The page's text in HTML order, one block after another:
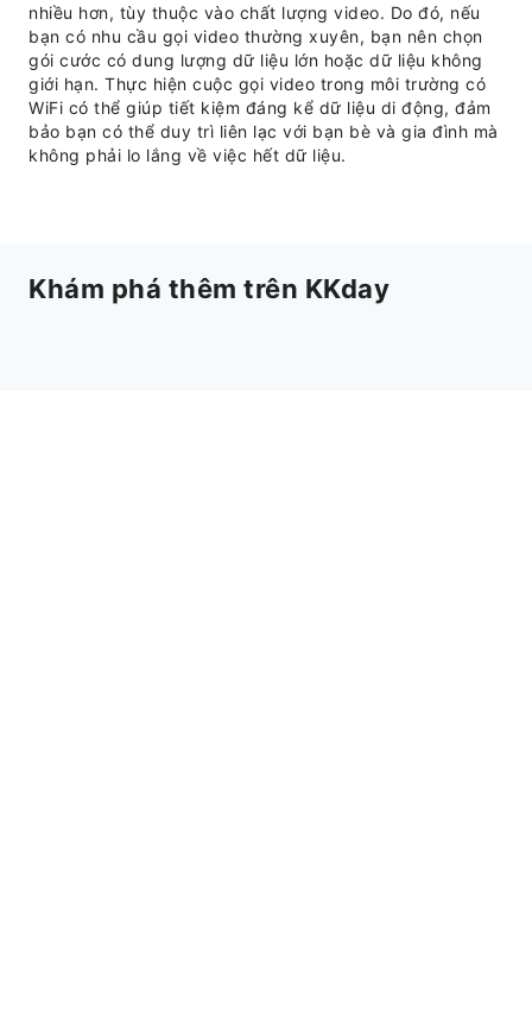
nhiều hơn, tùy thuộc vào chất lượng video. Do đó, nếu
bạn có nhu cầu gọi video thường xuyên, bạn nên chọn
gói cước có dung lượng dữ liệu lớn hoặc dữ liệu không
giới hạn. Thực hiện cuộc gọi video trong môi trường có
WiFi có thể giúp tiết kiệm đáng kể dữ liệu di động, đảm
bảo bạn có thể duy trì liên lạc với bạn bè và gia đình mà
không phải lo lắng về việc hết dữ liệu.
Khám phá thêm trên KKday